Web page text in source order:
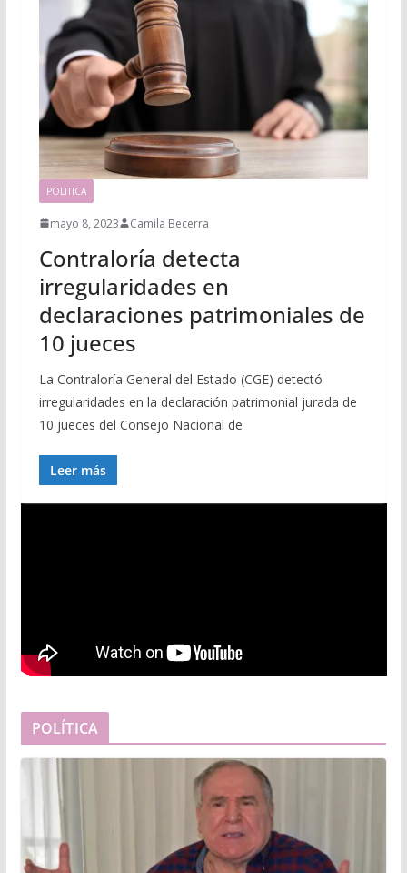
POLITICA
mayo 8, 2023 Camila Becerra
Contraloría detecta
irregularidades en
declaraciones patrimoniales de
10 jueces
La Contraloría General del Estado (CGE) detectó
irregularidades en la declaración patrimonial jurada de
10 jueces del Consejo Nacional de
Leer más
POLÍTICA